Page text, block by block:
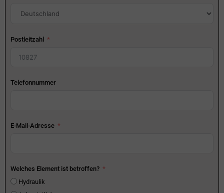
Postleitzahl
Telefonnummer
E-Mail-Adresse
Welches Element ist betroffen?
Hydraulik